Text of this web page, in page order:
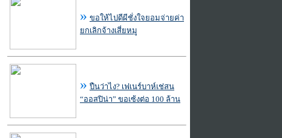
» ขอให้ไปดีผีชั่งใจยอมจ่ายค่า
ยกเลิกจ้างเสี่ยหมู
» ปืนว่าไง? เฟเนร์บาห์เช่สน
“ออสปิน่า” ขอเซ้งต่อ 100 ล้าน